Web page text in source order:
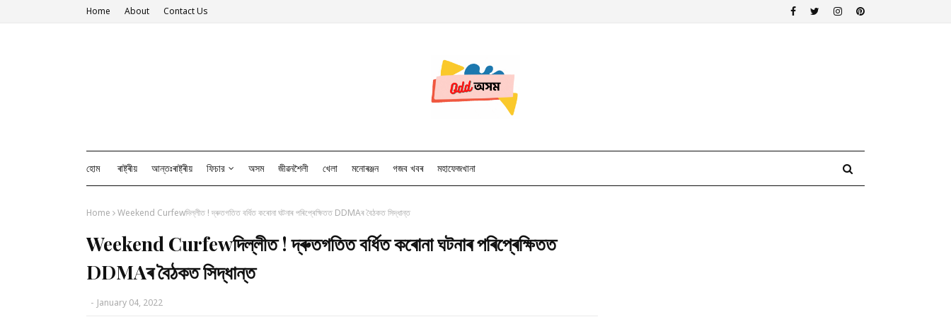
Home About Contact Us
হোম ৰাষ্ট্ৰীয় আন্তঃৰাষ্ট্ৰীয় ফিচার অসম জীৱনশৈলী খেলা মনোৰঞ্জন গজব খবৰ মহাফেজখানা
Home Weekend Curfewদিল্লীত ! দ্ৰুতগতিত বৰ্ধিত কৰোনা ঘটনাৰ পৰিপ্ৰেক্ষিতত DDMAৰ বৈঠকত সিদ্ধান্ত
Weekend Curfewদিল্লীত ! দ্ৰুতগতিত বৰ্ধিত কৰোনা ঘটনাৰ পৰিপ্ৰেক্ষিতত
DDMAৰ বৈঠকত সিদ্ধান্ত
- January 04, 2022